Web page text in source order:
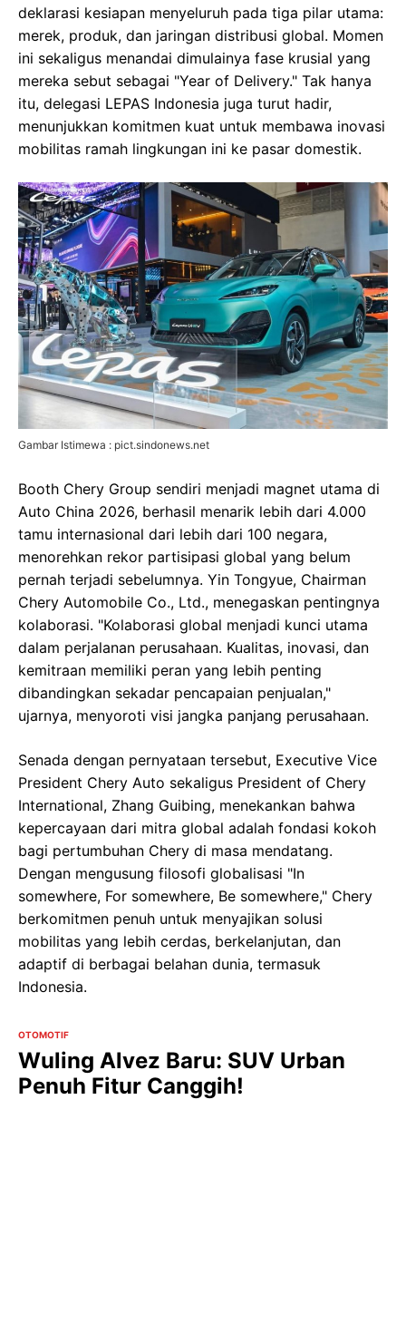
deklarasi kesiapan menyeluruh pada tiga pilar utama:
merek, produk, dan jaringan distribusi global. Momen
ini sekaligus menandai dimulainya fase krusial yang
mereka sebut sebagai "Year of Delivery." Tak hanya
itu, delegasi LEPAS Indonesia juga turut hadir,
menunjukkan komitmen kuat untuk membawa inovasi
mobilitas ramah lingkungan ini ke pasar domestik.
Gambar Istimewa : pict.sindonews.net
Booth Chery Group sendiri menjadi magnet utama di
Auto China 2026, berhasil menarik lebih dari 4.000
tamu internasional dari lebih dari 100 negara,
menorehkan rekor partisipasi global yang belum
pernah terjadi sebelumnya. Yin Tongyue, Chairman
Chery Automobile Co., Ltd., menegaskan pentingnya
kolaborasi. "Kolaborasi global menjadi kunci utama
dalam perjalanan perusahaan. Kualitas, inovasi, dan
kemitraan memiliki peran yang lebih penting
dibandingkan sekadar pencapaian penjualan,"
ujarnya, menyoroti visi jangka panjang perusahaan.
Senada dengan pernyataan tersebut, Executive Vice
President Chery Auto sekaligus President of Chery
International, Zhang Guibing, menekankan bahwa
kepercayaan dari mitra global adalah fondasi kokoh
bagi pertumbuhan Chery di masa mendatang.
Dengan mengusung filosofi globalisasi "In
somewhere, For somewhere, Be somewhere," Chery
berkomitmen penuh untuk menyajikan solusi
mobilitas yang lebih cerdas, berkelanjutan, dan
adaptif di berbagai belahan dunia, termasuk
Indonesia.
OTOMOTIF
Wuling Alvez Baru: SUV Urban
Penuh Fitur Canggih!